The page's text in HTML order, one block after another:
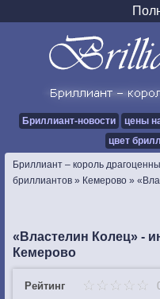
Бриллиант-новости цены
цвет
Бриллиант – король
бриллиантов » Кемерово »
«Властелин Колец» -
Кемерово
Рейтинг